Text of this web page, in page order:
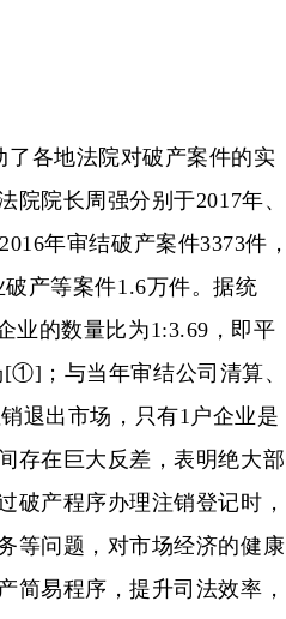
各地法院对破产案件的实
院长周强分别于2017年、
年审结破产案件3373件，
产等案件1.6万件。据统
业的数量比为1:3.69，即平
；与当年审结公司清算、
退出市场，只有1户企业是
存在巨大反差，表明绝大部
破产程序办理注销登记时，
等问题，对市场经济的健康
简易程序，提升司法效率，